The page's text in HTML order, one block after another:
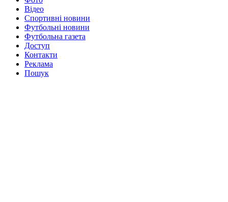
Відео
Спортивні новини
Футбольні новини
Футбольна газета
Доступ
Контакти
Реклама
Пошук